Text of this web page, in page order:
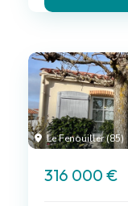
Le Fenouiller (85)
316 000 €